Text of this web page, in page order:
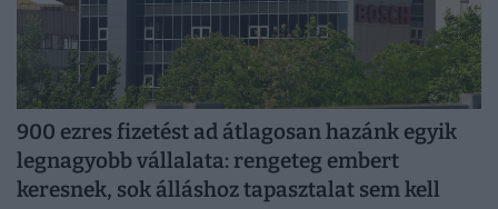
900 ezres fizetést ad átlagosan hazánk egyik
legnagyobb vállalata: rengeteg embert
keresnek, sok álláshoz tapasztalat sem kell